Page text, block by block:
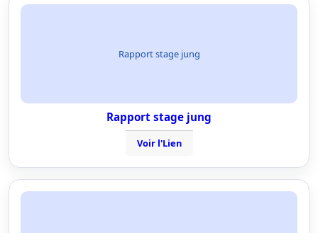
Rapport stage jung
Rapport stage jung
Voir l'Lien